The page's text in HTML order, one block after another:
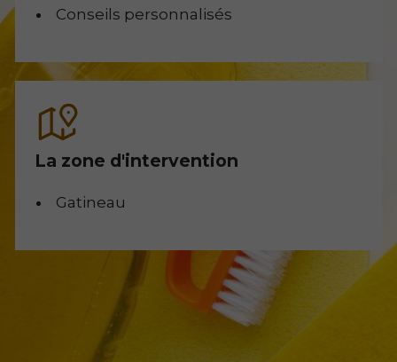
Conseils personnalisés
La zone d'intervention
Gatineau